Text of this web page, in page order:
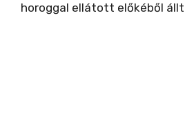
horoggal ellátott előkéből